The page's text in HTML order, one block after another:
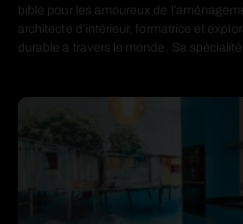
bible pour les amoureux de
architecte d’intérieur, formatrice et
durable à travers le monde. Sa